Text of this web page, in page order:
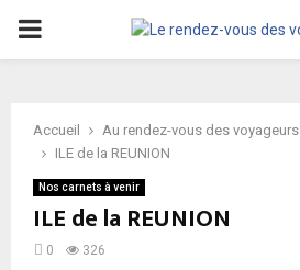
PRIMARY
Accueil Au rendez-vous des voyageurs
ILE de la REUNION
Nos carnets à venir
ILE de la REUNION
0 326